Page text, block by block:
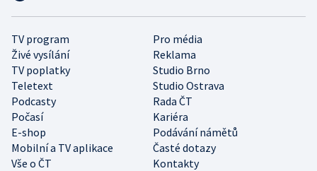
TV program
Pro média
Živé vysílání
Reklama
TV poplatky
Studio Brno
Teletext
Studio Ostrava
Podcasty
Rada ČT
Počasí
Kariéra
E-shop
Podávání námětů
Mobilní a TV aplikace
Časté dotazy
Vše o ČT
Kontakty